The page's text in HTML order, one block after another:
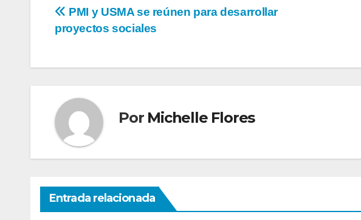
PMI y USMA se reúnen para desarrollar
proyectos sociales
Por Michelle Flores
Entrada relacionada